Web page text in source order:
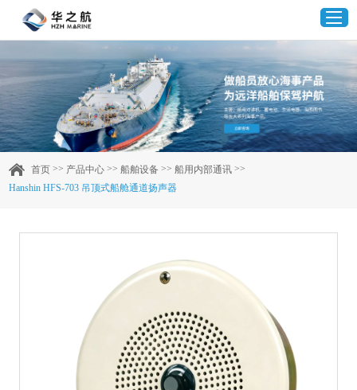
首页
产品中心
企业实力
客户案例
新闻资讯
联系我们
首页 >> 产品中心 >>船舶设备 >>船用内部通讯 >>
Hanshin HFS-703 吊顶式船舱通道扬声器